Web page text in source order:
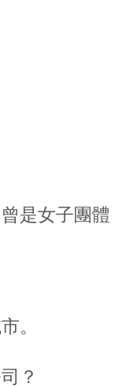
是女子團體
。
？